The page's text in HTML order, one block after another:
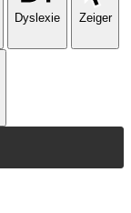
Dyslexie Zeiger